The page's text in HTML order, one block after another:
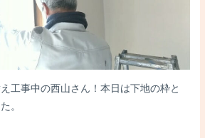
工事中の西山さん！本日は下地の枠と
。